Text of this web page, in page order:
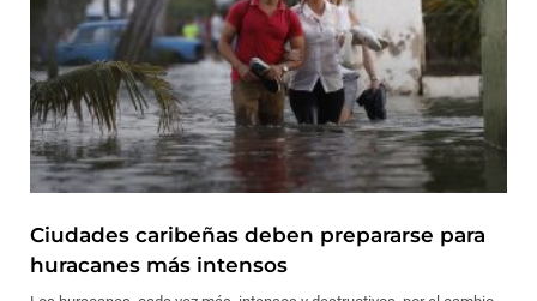
Ciudades caribeñas deben prepararse para
huracanes más intensos